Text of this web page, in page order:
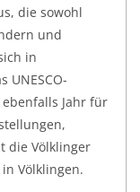
die sowohl
und
in
UNESCO-
Jahr für
die Völklinger
Völklingen.